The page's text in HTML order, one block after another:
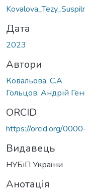
Дата
2023
Автори
Ковальова, С.А
Гольцов, Андрій
ORCID
https://orcid.org/
Видавець
НУБіП України
Анотація